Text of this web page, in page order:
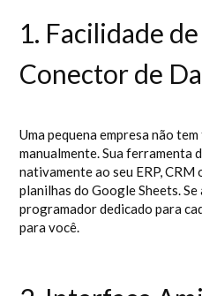
1. Facilidade
Conector de
Uma pequena empresa não
manualmente. Sua ferramenta
nativamente ao seu ERP, CRM
planilhas do Google Sheets.
programador dedicado para
para você.